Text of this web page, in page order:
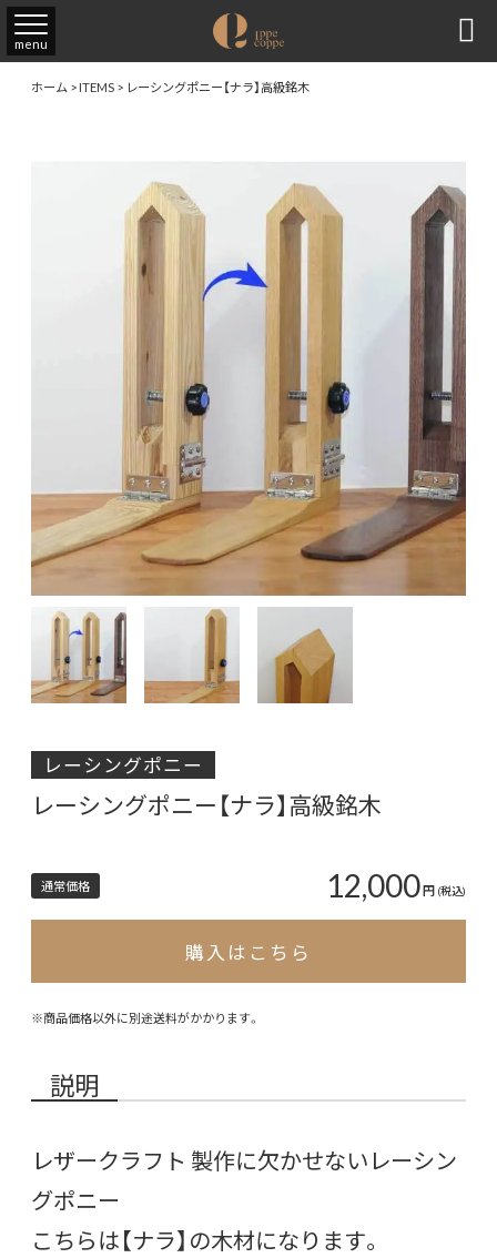
menu 
ホーム>ITEMS> レーシングポニー【ナラ】高級銘木
レーシングポニー
レーシングポニー【ナラ】高級銘木
通常価格 12,000円 (税込)
購入はこちら
※商品価格以外に別途送料がかかります。
説明
レザークラフト 製作に欠かせないレーシン
グポニー
こちらは【ナラ】の木材になります。